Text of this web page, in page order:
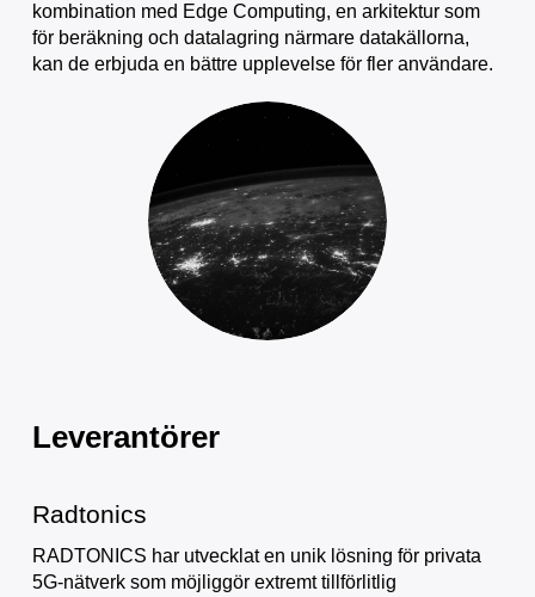
kombination med Edge Computing, en arkitektur som
för beräkning och datalagring närmare datakällorna,
kan de erbjuda en bättre upplevelse för fler användare.
Leverantörer
Radtonics
RADTONICS har utvecklat en unik lösning för privata
5G-nätverk som möjliggör extremt tillförlitlig